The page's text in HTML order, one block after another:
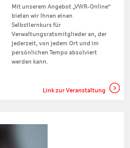
Mit unserem Angebot „VWR-Online“
bieten wir Ihnen einen
Selbstlernkurs für
Verwaltungsratsmitglieder an, der
jederzeit, von jedem Ort und im
persönlichen Tempo absolviert
werden kann.
Link zur Veranstaltung